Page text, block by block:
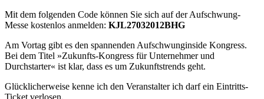
Mit dem folgenden Code können Sie sich auf der Aufschwung-
Messe kostenlos anmelden: KJL27032012BHG
Am Vortag gibt es den spannenden Aufschwunginside Kongress.
Bei dem Titel »Zukunfts-Kongress für Unternehmer und
Durchstarter« ist klar, dass es um Zukunftstrends geht.
Glücklicherweise kenne ich den Veranstalter ich darf ein Eintritts-
Ticket verlosen.